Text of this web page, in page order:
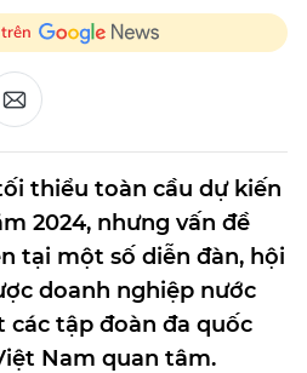
thiểu toàn cầu dự kiến
2024, nhưng vấn đề
tại một số diễn đàn, hội
doanh nghiệp nước
các tập đoàn đa quốc
Nam quan tâm.